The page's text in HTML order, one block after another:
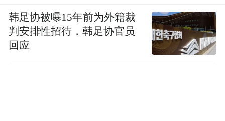
韩足协被曝15年前为外籍裁
判安排性招待，韩足协官员
回应